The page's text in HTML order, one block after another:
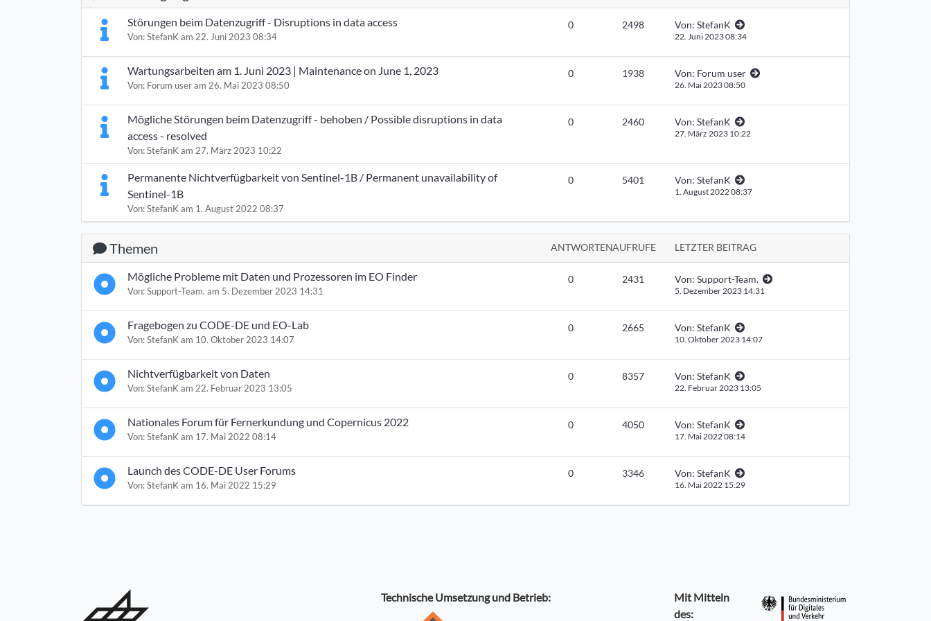
Störungen beim Datenzugriff - Disruptions in data access
Von:StefanK am 22. Juni 2023 08:34
0 2498 Von: StefanK
22. Juni 2023 08:34
Wartungsarbeiten am 1. Juni 2023 | Maintenance on June 1, 2023
Von: Forum useram 26. Mai 2023 08:50
0 1938 Von: Forum user
26. Mai 2023 08:50
Mögliche Störungen beim Datenzugriff - behoben / Possible disruptions in data
access - resolved
Von:StefanK am 27. März 2023 10:22
0 2460 Von: StefanK
27. März 2023 10:22
Permanente Nichtverfügbarkeit von Sentinel-1B / Permanent unavailability of
Sentinel-1B
Von:StefanK am 1. August 2022 08:37
0 5401 Von: StefanK
1. August 2022 08:37
Themen ANTWORTENAUFRUFE LETZTER BEITRAG
Mögliche Probleme mit Daten und Prozessoren im EO Finder
Von:Support-Team. am 5. Dezember 2023 14:31
0 2431 Von: Support-Team.
5. Dezember 2023 14:31
Fragebogen zu CODE-DE und EO-Lab
Von:StefanK am 10. Oktober 2023 14:07
0 2665 Von: StefanK
10. Oktober 2023 14:07
Nichtverfügbarkeit von Daten
Von:StefanK am 22. Februar 2023 13:05
0 8357 Von: StefanK
22. Februar 2023 13:05
Nationales Forum für Fernerkundung und Copernicus 2022
Von:StefanK am 17. Mai 2022 08:14
0 4050 Von: StefanK
17. Mai 2022 08:14
Launch des CODE-DE User Forums
Von:StefanK am 16. Mai 2022 15:29
0 3346 Von: StefanK
16. Mai 2022 15:29
Technische Umsetzung und Betrieb:
Mit Mitteln
des: